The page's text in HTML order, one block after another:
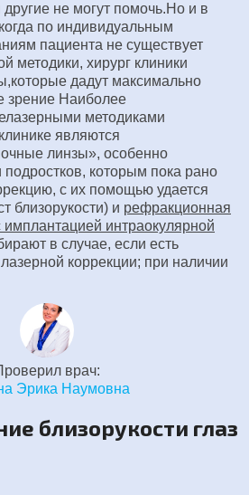
не могут помочь.Но и в
по индивидуальным
пациента не существует
методики, хирург клиники
дадут максимально
зрение Наиболее
методиками
являются
линзы», особенно
которым пока рано
с их помощью удается
близорукости) и рефракционная
имплантацией интраокулярной
в случае, если есть
коррекции; при наличии
врач:
Эрика Наумовна
близорукости глаз